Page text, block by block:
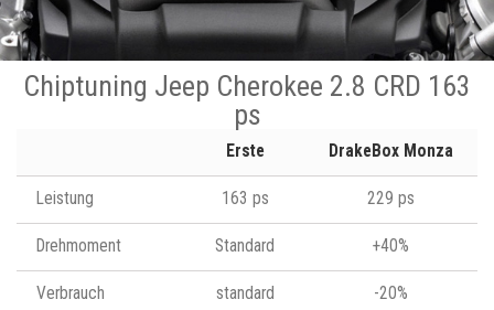
Chiptuning Jeep Cherokee 2.8 CRD 163
ps
Erste DrakeBox Monza
Leistung 163 ps 229 ps
Drehmoment Standard +40%
Verbrauch standard -20%